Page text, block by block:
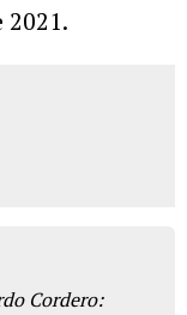
2021.
Cordero: